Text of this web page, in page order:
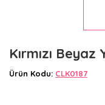
Kırmızı
Ürün Kodu: CLK0187